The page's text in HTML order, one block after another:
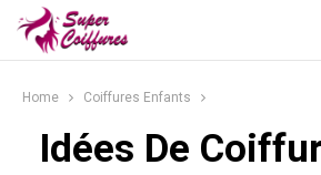
Home Coiffures Enfants
Idées De